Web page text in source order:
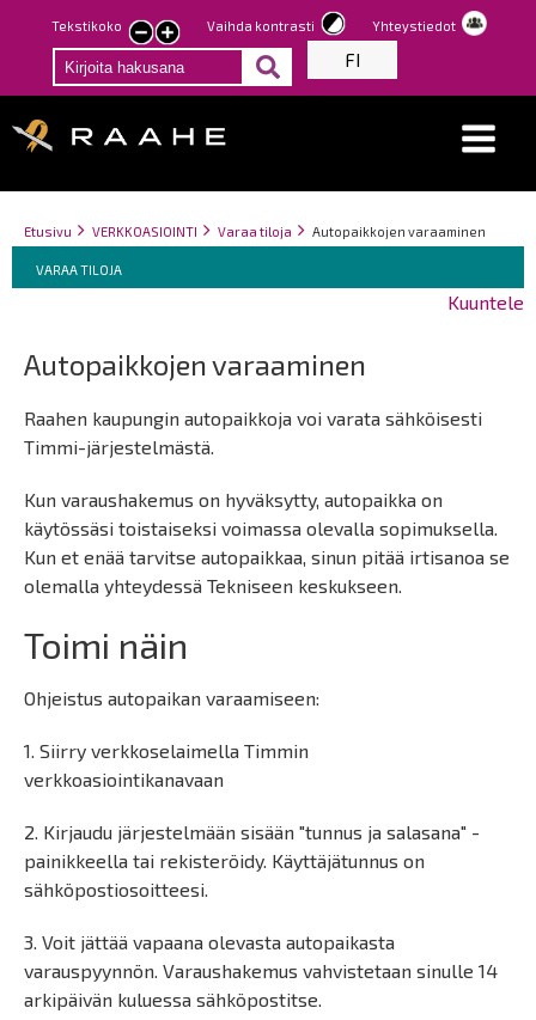
Hyppää
pääsisältöön
Tekstikoko
Pienennä
tekstin
kokoa
Suurenna
tekstin
kokoa
Vaihda kontrasti Yhteystiedot
FI
Breadcrumbs
You
here:
Etusivu VERKKOASIOINTI Varaa tiloja Autopaikkojen varaaminen
Breadcrumbs
You
are
VARAA TILOJA
Kuuntele
Autopaikkojen varaaminen
Raahen kaupungin autopaikkoja voi varata sähköisesti
Timmi-järjestelmästä.
Kun varaushakemus on hyväksytty, autopaikka on
käytössäsi toistaiseksi voimassa olevalla sopimuksella.
Kun et enää tarvitse autopaikkaa, sinun pitää irtisanoa se
olemalla yhteydessä Tekniseen keskukseen.
Toimi näin
Ohjeistus autopaikan varaamiseen:
1. Siirry verkkoselaimella Timmin
verkkoasiointikanavaan
2. Kirjaudu järjestelmään sisään "tunnus ja salasana" -
painikkeella tai rekisteröidy. Käyttäjätunnus on
sähköpostiosoitteesi.
3. Voit jättää vapaana olevasta autopaikasta
varauspyynnön. Varaushakemus vahvistetaan sinulle 14
arkipäivän kuluessa sähköpostitse.